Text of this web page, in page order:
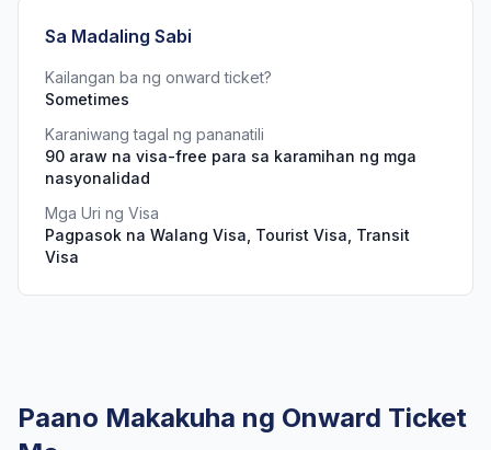
Sa Madaling Sabi
Kailangan ba ng onward ticket?
Sometimes
Karaniwang tagal ng pananatili
90 araw na visa-free para sa karamihan ng mga
nasyonalidad
Mga Uri ng Visa
Pagpasok na Walang Visa, Tourist Visa, Transit
Visa
Paano Makakuha ng Onward Ticket